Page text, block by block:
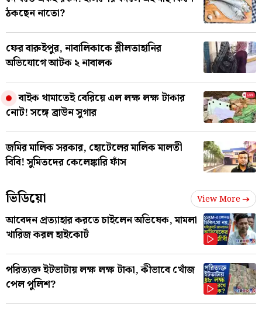
ঠকছেন নাতো?
ফের বারুইপুর, নাবালিকাকে শ্লীলতাহানির
অভিযোগে আটক ২ নাবালক
বাইক থামাতেই বেরিয়ে এল লক্ষ লক্ষ টাকার
নোট! সঙ্গে ব্রাউন সুগার
জমির মালিক সরকার, হোটেলের মালিক মালতী
বিবি! সুমিতদের কেলেঙ্কারি ফাঁস
ভিডিয়ো View More
আবেদন প্রত্যাহার করতে চাইলেন অভিষেক, মামলা
খারিজ করল হাইকোর্ট
পরিত্যক্ত ইটভাটায় লক্ষ লক্ষ টাকা, কীভাবে খোঁজ
পেল পুলিশ?